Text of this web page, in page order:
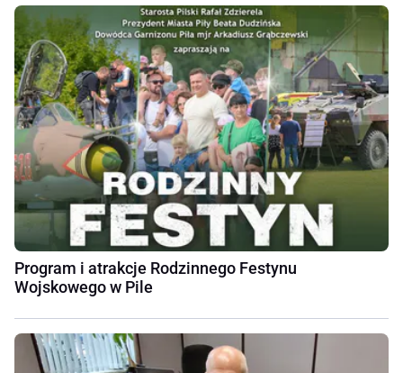
Program i atrakcje Rodzinnego Festynu
Wojskowego w Pile